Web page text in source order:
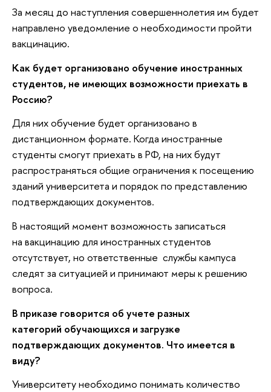
За месяц до наступления совершеннолетия им будет
направлено уведомление о необходимости пройти
вакцинацию.
Как будет организовано обучение иностранных
студентов, не имеющих возможности приехать в
Россию?
Для них обучение будет организовано в
дистанционном формате. Когда иностранные
студенты смогут приехать в РФ, на них будут
распространяться общие ограничения к посещению
зданий университета и порядок по представлению
подтверждающих документов.
В настоящий момент возможность записаться
на вакцинацию для иностранных студентов
отсутствует, но ответственные службы кампуса
следят за ситуацией и принимают меры к решению
вопроса.
В приказе говорится об учете разных
категорий обучающихся и загрузке
подтверждающих документов. Что имеется в
виду?
Университету необходимо понимать количество